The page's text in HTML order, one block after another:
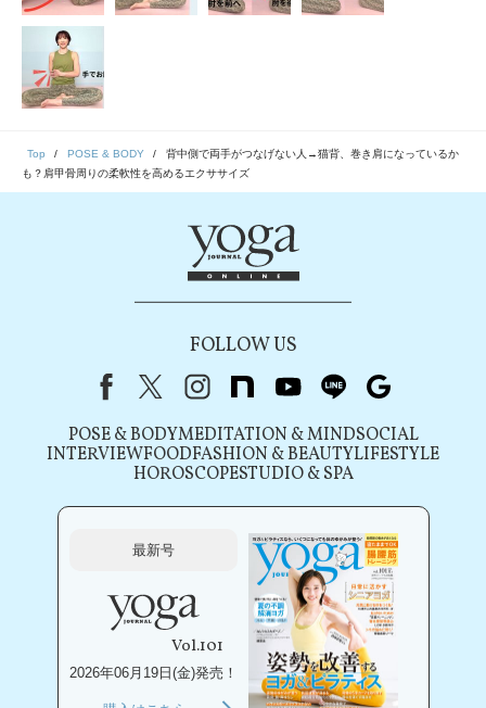
Top POSE & BODY
背中側で両手がつなげない人→猫背、巻き肩になっているか
も？肩甲骨周りの柔軟性を高めるエクササイズ
FOLLOW US
FacebookX（旧Twitter）
instagram
note youtubeline
POSE & BODYMEDITATION & MINDSOCIAL
INTERVIEWFOODFASHION & BEAUTYLIFESTYLE
HOROSCOPESTUDIO & SPA
最新号
Vol.101
2026年06月19日(金)発売！